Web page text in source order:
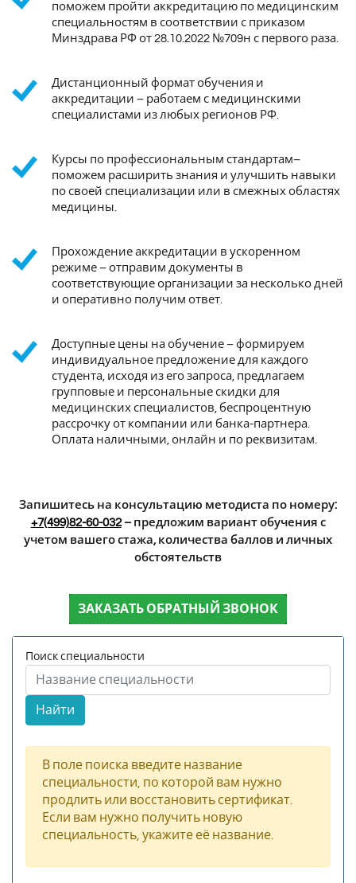
поможем пройти аккредитацию по медицинским
специальностям в соответствии с приказом
Минздрава РФ от 28.10.2022 №709н с первого раза.
Дистанционный формат обучения и
аккредитации – работаем с медицинскими
специалистами из любых регионов РФ.
Курсы по профессиональным стандартам–
поможем расширить знания и улучшить навыки
по своей специализации или в смежных областях
медицины.
Прохождение аккредитации в ускоренном
режиме – отправим документы в
соответствующие организации за несколько дней
и оперативно получим ответ.
Доступные цены на обучение – формируем
индивидуальное предложение для каждого
студента, исходя из его запроса, предлагаем
групповые и персональные скидки для
медицинских специалистов, беспроцентную
рассрочку от компании или банка-партнера.
Оплата наличными, онлайн и по реквизитам.
Запишитесь на консультацию методиста по номеру:
+7(499)82-60-032– предложим вариант обучения с
учетом вашего стажа, количества баллов и личных
обстоятельств
ЗАКАЗАТЬ ОБРАТНЫЙ ЗВОНОК
Поиск специальности
Найти
В поле поиска введите название
специальности, по которой вам нужно
продлить или восстановить сертификат.
Если вам нужно получить новую
специальность, укажите её название.